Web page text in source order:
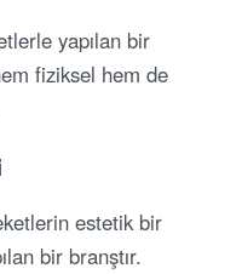
yapılan bir
fiziksel hem de
estetik bir
bir branştır.